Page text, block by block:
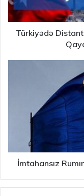
Türkiyədə
İmtahansız